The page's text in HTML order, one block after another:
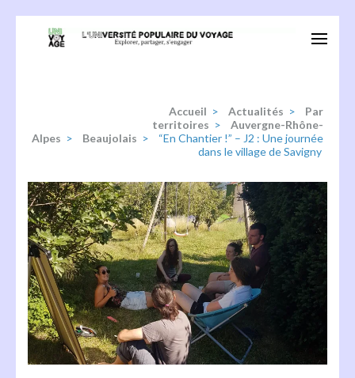
Accueil > Actualités >
Par
territoires >
Auvergne-Rhône-
Alpes > Beaujolais >
“En Chantier !” – J2 : Une journée
dans le village de Savigny